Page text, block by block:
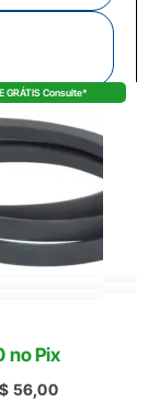
GRÁTIS Consulte*
56,00
no Pix